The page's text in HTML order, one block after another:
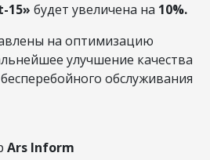
15» будет увеличена на 10%.
на оптимизацию
улучшение качества
обслуживания
Ars Inform